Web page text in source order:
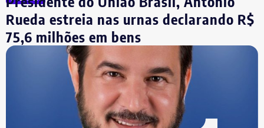
casa no condomínio Angra One Residence Service,
avaliada em R$ 45,4 milhões.
Em 2022, a declaração do parlamentar também incluía
50% de direitos de compra sobre um imóvel em
construção, mas com valor informado de R$ 454 mil.
Naquele ano, o patrimônio era composto ainda por
aplicações financeiras, participações em empresas,
Rueda estreia nas urnas declarando R$
75,6 milhões em bens